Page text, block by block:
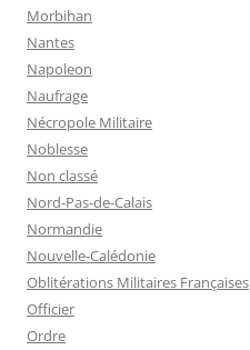
Morbihan
Nantes
Napoleon
Naufrage
Nécropole Militaire
Noblesse
Non classé
Nord-Pas-de-Calais
Normandie
Nouvelle-Calédonie
Oblitérations Militaires Françaises
Officier
Ordre